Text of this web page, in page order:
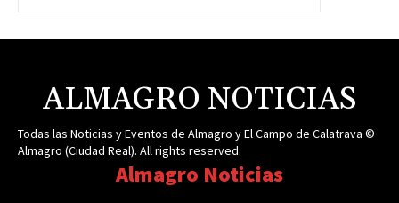
ALMAGRO NOTICIAS
Todas las Noticias y Eventos de Almagro y El Campo de Calatrava ©
Almagro (Ciudad Real). All rights reserved.
Almagro Noticias